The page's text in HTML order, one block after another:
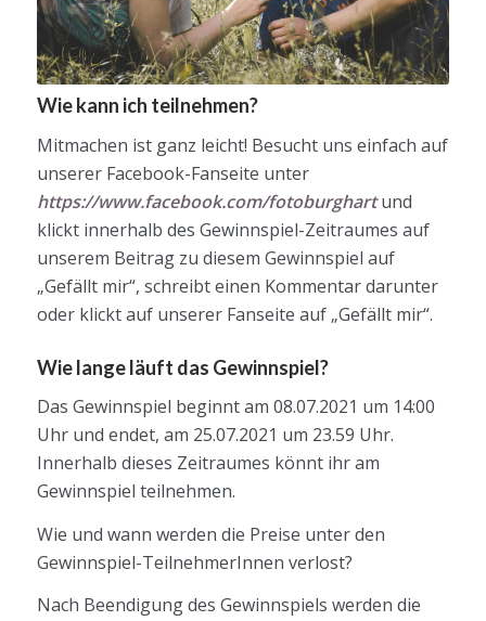
Wie kann ich teilnehmen?
Mitmachen ist ganz leicht! Besucht uns einfach auf
unserer Facebook-Fanseite unter
https://www.facebook.com/fotoburghartund
klickt innerhalb des Gewinnspiel-Zeitraumes auf
unserem Beitrag zu diesem Gewinnspiel auf
„Gefällt mir“, schreibt einen Kommentar darunter
oder klickt auf unserer Fanseite auf „Gefällt mir“.
Wie lange läuft das Gewinnspiel?
Das Gewinnspiel beginnt am 08.07.2021 um 14:00
Uhr und endet, am 25.07.2021 um 23.59 Uhr.
Innerhalb dieses Zeitraumes könnt ihr am
Gewinnspiel teilnehmen.
Wie und wann werden die Preise unter den
Gewinnspiel-TeilnehmerInnen verlost?
Nach Beendigung des Gewinnspiels werden die